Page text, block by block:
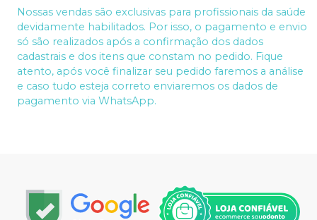
Nossas vendas são exclusivas para profissionais da saúde
devidamente habilitados. Por isso, o pagamento e envio
só são realizados após a confirmação dos dados
cadastrais e dos itens que constam no pedido. Fique
atento, após você finalizar seu pedido faremos a análise
e caso tudo esteja correto enviaremos os dados de
pagamento via WhatsApp.